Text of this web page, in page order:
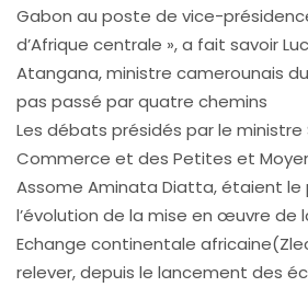
Gabon au poste de vice-
d’Afrique centrale », a fait savoir
Atangana, ministre camerounais
pas passé par quatre chemins
Les débats présidés par le ministre
Commerce et des Petites et
Assome Aminata Diatta, étaient
l’évolution de la mise en œuvre de
Echange continentale
relever, depuis le lancement des